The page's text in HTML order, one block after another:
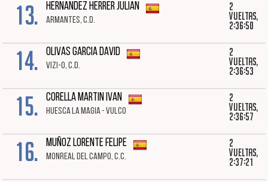
13. HERNANDEZ HERRER JULIAN
ARMANTES, C.D.
2
vueltas,
2:36:50
14. OLIVAS GARCIA DAVID
VIZI-O, C.D.
2
vueltas,
2:36:53
15. CORELLA MARTIN IVAN
HUESCA LA MAGIA - VULCO
2
vueltas,
2:36:57
16. MUÑOZ LORENTE FELIPE
MONREAL DEL CAMPO, C.C.
2
vueltas,
2:37:21